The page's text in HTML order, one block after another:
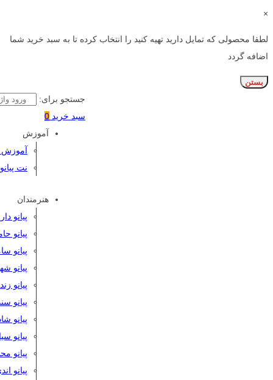
×
لطفا محصولی که تمایل دارید تهیه کنید را انتخاب کرده تا به سبد خرید شما
اضافه گردد
بستن
جستجو برای:
سبد خرید 0
آموزش
آموزش
نت پیانو
هنرمندان
پیانو
پیانو
پیانو
پیانو
پیانو
پیانو
پیانو
پیانو
پیانو
پیانو